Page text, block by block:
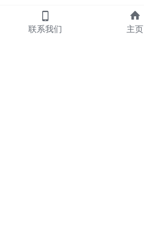
联系我们 主页